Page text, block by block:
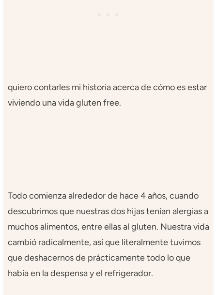
quiero contarles mi historia acerca de cómo es estar
viviendo una vida gluten free.
Todo comienza alrededor de hace 4 años, cuando
descubrimos que nuestras dos hijas tenían alergias a
muchos alimentos, entre ellas al gluten. Nuestra vida
cambió radicalmente, así que literalmente tuvimos
que deshacernos de prácticamente todo lo que
había en la despensa y el refrigerador.